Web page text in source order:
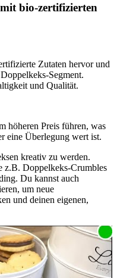
bio-zertifizierten
Zutaten hervor und
Segment.
und Qualität.
höheren Preis führen, was
eine Überlegung wert ist.
kreativ zu werden.
z.B. Doppelkeks-Crumbles
Du kannst auch
um neue
und deinen eigenen,